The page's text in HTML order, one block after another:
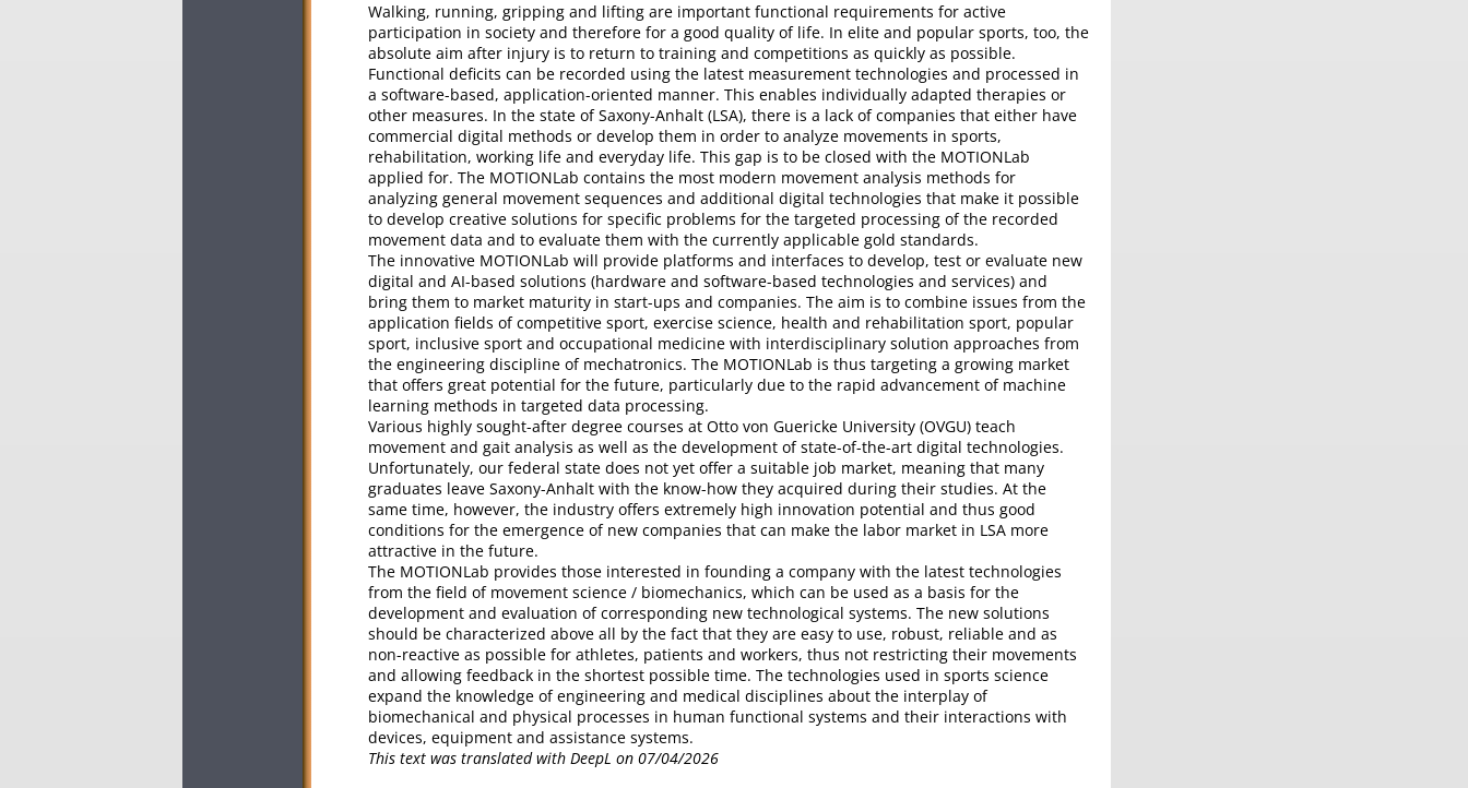
Walking, running, gripping and lifting are important functional requirements for active
participation in society and therefore for a good quality of life. In elite and popular sports, too, the
absolute aim after injury is to return to training and competitions as quickly as possible.
Functional deficits can be recorded using the latest measurement technologies and processed in
a software-based, application-oriented manner. This enables individually adapted therapies or
other measures. In the state of Saxony-Anhalt (LSA), there is a lack of companies that either have
commercial digital methods or develop them in order to analyze movements in sports,
rehabilitation, working life and everyday life. This gap is to be closed with the MOTIONLab
applied for. The MOTIONLab contains the most modern movement analysis methods for
analyzing general movement sequences and additional digital technologies that make it possible
to develop creative solutions for specific problems for the targeted processing of the recorded
movement data and to evaluate them with the currently applicable gold standards.
The innovative MOTIONLab will provide platforms and interfaces to develop, test or evaluate new
digital and AI-based solutions (hardware and software-based technologies and services) and
bring them to market maturity in start-ups and companies. The aim is to combine issues from the
application fields of competitive sport, exercise science, health and rehabilitation sport, popular
sport, inclusive sport and occupational medicine with interdisciplinary solution approaches from
the engineering discipline of mechatronics. The MOTIONLab is thus targeting a growing market
that offers great potential for the future, particularly due to the rapid advancement of machine
learning methods in targeted data processing.
Various highly sought-after degree courses at Otto von Guericke University (OVGU) teach
movement and gait analysis as well as the development of state-of-the-art digital technologies.
Unfortunately, our federal state does not yet offer a suitable job market, meaning that many
graduates leave Saxony-Anhalt with the know-how they acquired during their studies. At the
same time, however, the industry offers extremely high innovation potential and thus good
conditions for the emergence of new companies that can make the labor market in LSA more
attractive in the future.
The MOTIONLab provides those interested in founding a company with the latest technologies
from the field of movement science / biomechanics, which can be used as a basis for the
development and evaluation of corresponding new technological systems. The new solutions
should be characterized above all by the fact that they are easy to use, robust, reliable and as
non-reactive as possible for athletes, patients and workers, thus not restricting their movements
and allowing feedback in the shortest possible time. The technologies used in sports science
expand the knowledge of engineering and medical disciplines about the interplay of
biomechanical and physical processes in human functional systems and their interactions with
devices, equipment and assistance systems.
This text was translated with DeepL on 07/04/2026